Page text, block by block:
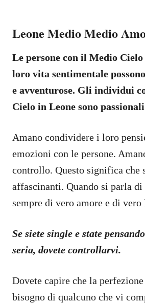
Leone Medio Medio
Le persone con il Medio Cielo
loro vita sentimentale
e avventurose. Gli individui
Cielo in Leone sono
Amano condividere i loro
emozioni con le persone.
controllo. Questo significa che
affascinanti. Quando si parla di
sempre di vero amore e di vero
Se siete single e state
seria, dovete controllarvi.
Dovete capire che la
bisogno di qualcuno che vi